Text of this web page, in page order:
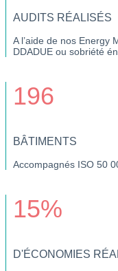
AUDITS RÉALISÉS
A l’aide de nos Energy
DDADUE ou sobriété
196
BÂTIMENTS
Accompagnés ISO 50
15%
D'ÉCONOMIES